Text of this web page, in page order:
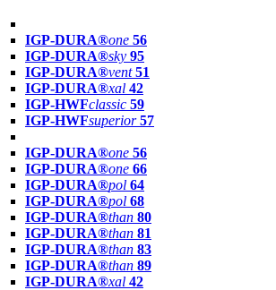
IGP-DURA®one 56
IGP-DURA®sky 95
IGP-DURA®vent 51
IGP-DURA®xal 42
IGP-HWFclassic 59
IGP-HWFsuperior 57
IGP-DURA®one 56
IGP-DURA®one 66
IGP-DURA®pol 64
IGP-DURA®pol 68
IGP-DURA®than 80
IGP-DURA®than 81
IGP-DURA®than 83
IGP-DURA®than 89
IGP-DURA®xal 42